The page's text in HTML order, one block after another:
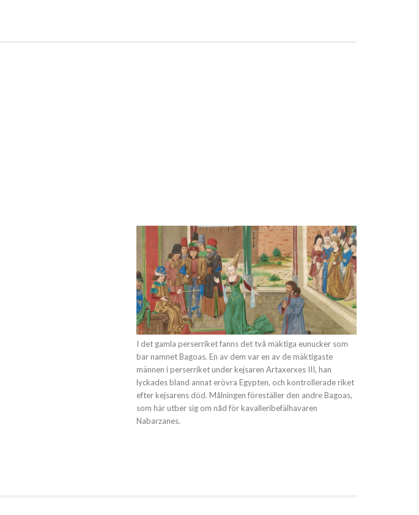
I det gamla perserriket fanns det två mäktiga eunucker som
bar namnet Bagoas. En av dem var en av de mäktigaste
männen i perserriket under kejsaren Artaxerxes III, han
lyckades bland annat erövra Egypten, och kontrollerade riket
efter kejsarens död. Målningen föreställer den andre Bagoas,
som här utber sig om nåd för kavalleribefälhavaren
Nabarzanes.